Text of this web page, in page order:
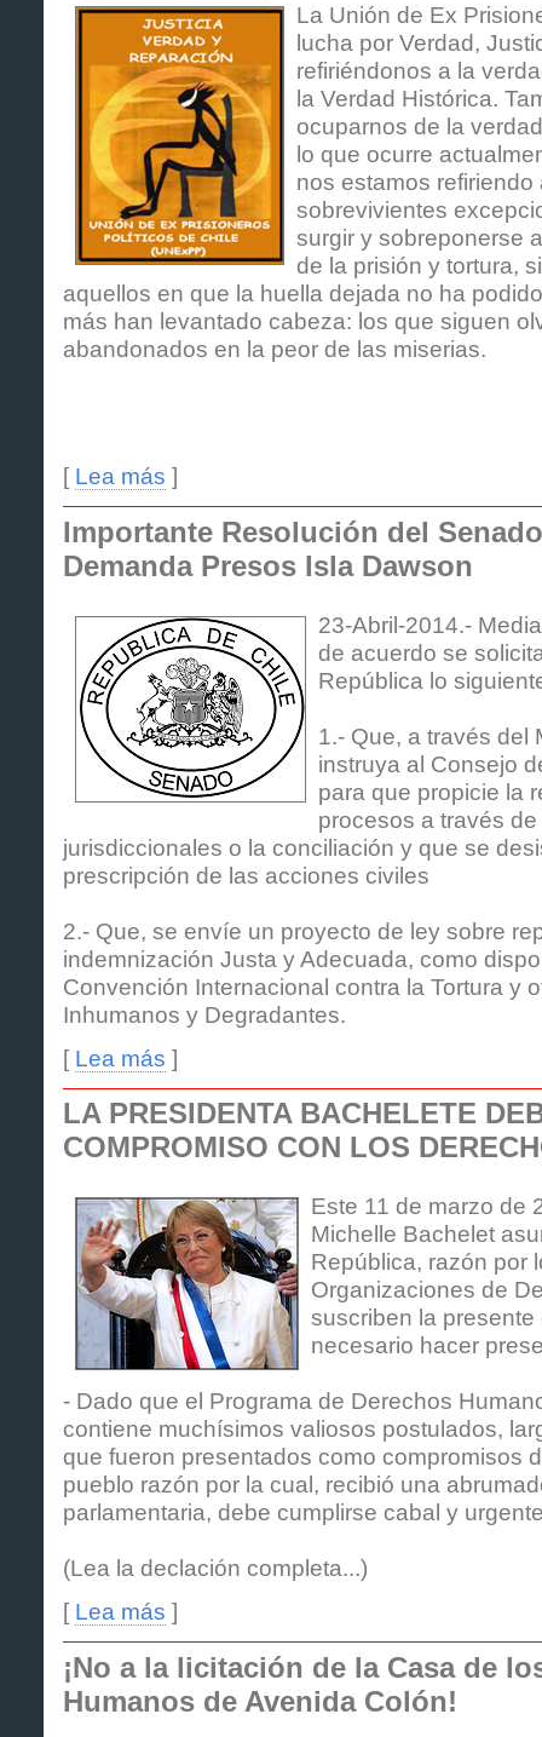
La Unión de Ex
lucha por Verdad,
refiriéndonos a la
la Verdad Histórica.
ocuparnos de la
lo que ocurre
nos estamos refiriendo
sobrevivientes
surgir y sobreponerse
de la prisión y tortura,
aquellos en que la huella dejada no ha
más han levantado cabeza: los que siguen
abandonados en la peor de las miserias.
[ Lea más ]
Importante Resolución del
Demanda Presos Isla Dawson
23-Abril-2014.-
de acuerdo se
República lo
1.- Que, a través del
instruya al Consejo
para que propicie la
procesos a través
jurisdiccionales o la conciliación y que se
prescripción de las acciones civiles
2.- Que, se envíe un proyecto de ley sobre
indemnización Justa y Adecuada, como
Convención Internacional contra la Tortura y
Inhumanos y Degradantes.
[ Lea más ]
LA PRESIDENTA BACHELETE
COMPROMISO CON LOS
Este 11 de marzo de
Michelle Bachelet
República, razón por
Organizaciones de
suscriben la
necesario hacer
- Dado que el Programa de Derechos
contiene muchísimos valiosos postulados,
que fueron presentados como compromisos
pueblo razón por la cual, recibió una
parlamentaria, debe cumplirse cabal y
(Lea la declación completa...)
[ Lea más ]
¡No a la licitación de la Casa de
Humanos de Avenida Colón!